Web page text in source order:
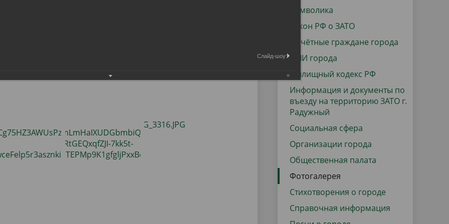
Городская среда
Региональный контроль
Поддержка малого и среднего
предпринимательства
источников.
Символика
Закон РФ о ЗАТО
Почётные граждане города
СМИ города
Жилищный кодекс РФ
Информация и документы по
въезду на территорию ЗАТО г.
Радужный
Социальная сфера
Организации города
Общественная палата
Фотогалерея
Стихотворения о городе
Справочная информация
Слайд-шоу: